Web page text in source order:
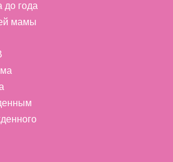
до года
мамы